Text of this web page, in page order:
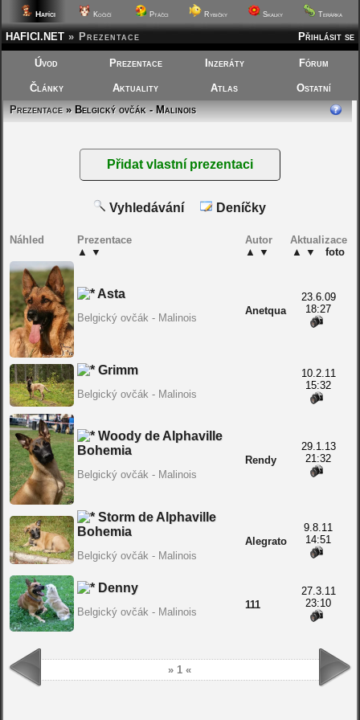
Hafíci Kočičí Ptáčci Rybičky Skalky Terárka
Přihlásit se
HAFICI.NET » Prezentace
Úvod Prezentace Inzeráty Fórum
Články Aktuality Atlas
Ostatní
Prezentace» Belgický ovčák - Malinois
Vyhledávání Deníčky
Náhled
Prezentace
▲ ▼
Autor
▲ ▼
Aktualizace
▲ ▼ foto
Asta
Belgický ovčák - Malinois
Anetqua
23.6.09
18:27
Grimm
Belgický ovčák - Malinois
10.2.11
15:32
Woody de Alphaville
Bohemia
Belgický ovčák - Malinois
Rendy
29.1.13
21:32
Storm de Alphaville
Bohemia
Belgický ovčák - Malinois
Alegrato
9.8.11
14:51
Denny
Belgický ovčák - Malinois
111
27.3.11
23:10
» 1 «